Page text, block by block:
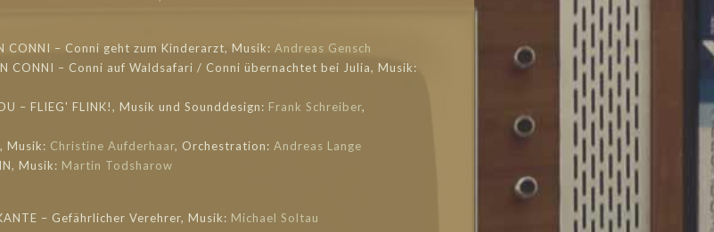
CONNI – Conni geht zum Kinderarzt, Musik: Andreas Gensch
CONNI – Conni auf Waldsafari / Conni übernachtet bei Julia, Musik:
– FLIEG' FLINK!, Musik und Sounddesign: Frank Schreiber,
Musik: Christine Aufderhaar, Orchestration: Andreas Lange
Musik: Martin Todsharow
– Gefährlicher Verehrer, Musik: Michael Soltau